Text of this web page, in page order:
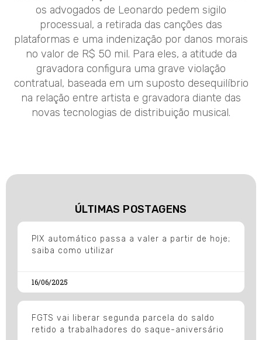
os advogados de Leonardo pedem sigilo
processual, a retirada das canções das
plataformas e uma indenização por danos morais
no valor de R$ 50 mil. Para eles, a atitude da
gravadora configura uma grave violação
contratual, baseada em um suposto desequilíbrio
na relação entre artista e gravadora diante das
novas tecnologias de distribuição musical.
ÚLTIMAS POSTAGENS
PIX automático passa a valer a partir de hoje;
saiba como utilizar
16/06/2025
FGTS vai liberar segunda parcela do saldo
retido a trabalhadores do saque-aniversário